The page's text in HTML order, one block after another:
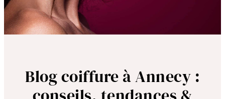
Blog coiffure à Annecy :